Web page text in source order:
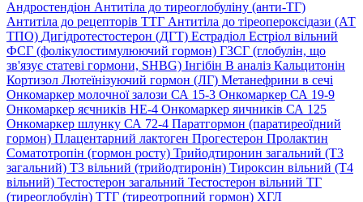
Андростендіон Антитіла до тиреоглобуліну (анти-ТГ)
Антитіла до рецепторів ТТГ Антитіла до тіреопероксідази (АТ
ТПО) Дигідротестостерон (ДГТ) Естрадіол Естріол вільний
ФСГ (фолікулостимулюючий гормон) ГЗСГ (глобулін, що
зв'язує статеві гормони, SHBG) Інгібін B аналіз Кальцитонін
Кортизол Лютеїнізуючий гормон (ЛГ) Метанефрини в сечі
Онкомаркер молочної залози СА 15-3 Онкомаркер СА 19-9
Онкомаркер яєчників НЕ-4 Онкомаркер яичників СА 125
Онкомаркер шлунку СА 72-4 Паратгормон (паратиреоїдний
гормон) Плацентарний лактоген Прогестерон Пролактин
Соматотропін (гормон росту) Трийодтиронин загальний (Т3
загальний) Т3 вільний (трийодтиронін) Тироксин вільний (Т4
вільний) Тестостерон загальний Тестостерон вільний ТГ
(тиреоглобулін) ТТГ (тиреотропний гормон) ХГЛ